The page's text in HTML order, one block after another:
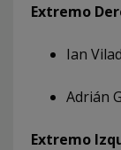
Extremo
Ian
Adrián
Extremo